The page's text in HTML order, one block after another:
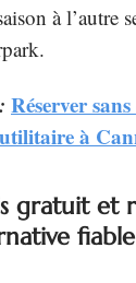
à l’autre
Réserver
à
gratuit et